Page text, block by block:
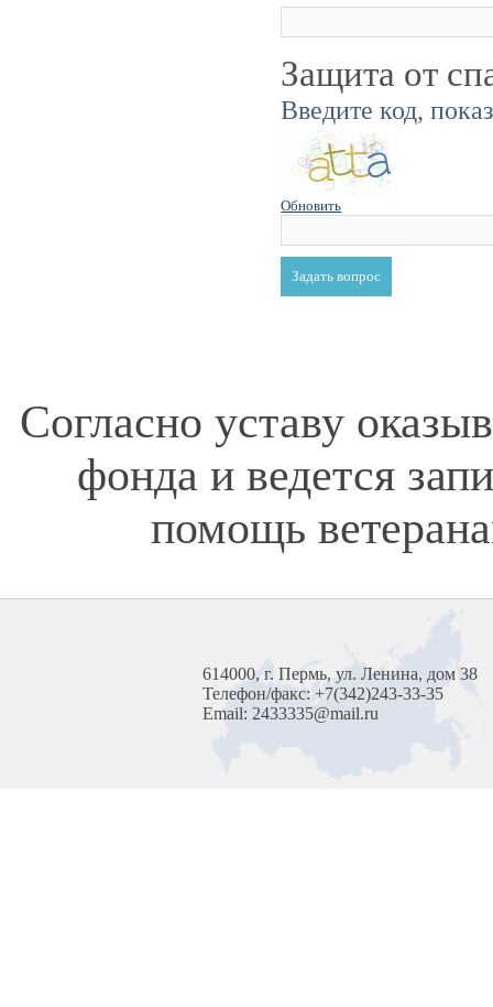
Защита от
Введите код,
Обновить
Согласно уставу
фонда и ведется
помощь
614000, г. Пермь, ул. Ленина, дом 38
Телефон/факс: +7(342)243-33-35
Email: 2433335@mail.ru